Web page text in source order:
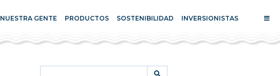
NUESTRA GENTE PRODUCTOS SOSTENIBILIDAD INVERSIONISTAS